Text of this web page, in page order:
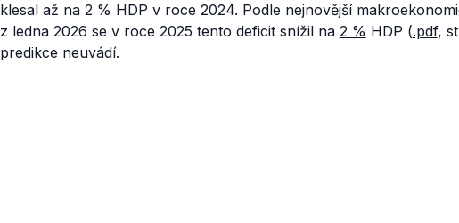
klesal až na 2 % HDP v roce 2024. Podle nejnovější
z ledna 2026 se v roce 2025 tento deficit snížil na 2 % HDP (.pdf,
predikce neuvádí.